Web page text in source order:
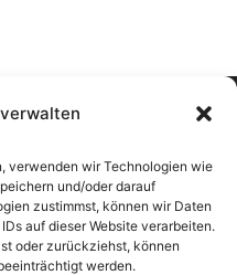
verwenden wir Technologien wie
und/oder darauf
zustimmst, können wir Daten
auf dieser Website verarbeiten.
oder zurückziehst, können
werden.